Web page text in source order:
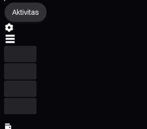
Aktivitas